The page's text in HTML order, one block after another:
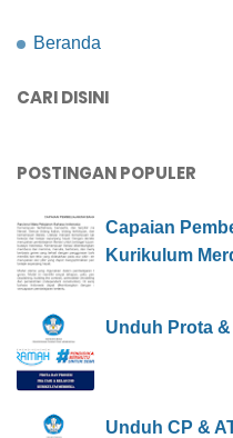
Beranda
CARI DISINI
POSTINGAN POPULER
Capaian
Kurikulum
Unduh Prota
Unduh CP &